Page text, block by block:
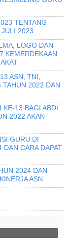
TENTANG
JULI 2023
LOGO DAN
KEMERDEKAAN
ASN, TNI,
TAHUN 2022 DAN
KE-13 BAGI ABDI
2022 AKAN
GURU DI
DAN CARA DAPAT
2024 DAN
ASN